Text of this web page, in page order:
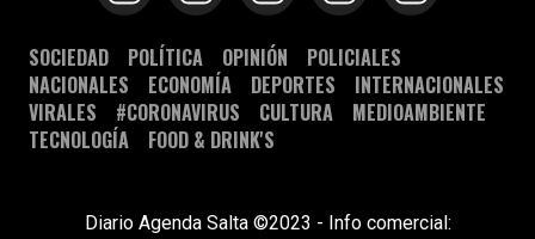
SOCIEDAD POLÍTICA OPINIÓN
POLICIALES
NACIONALES
ECONOMÍA DEPORTES
INTERNACIONALES
VIRALES
#CORONAVIRUS CULTURA
MEDIOAMBIENTE
TECNOLOGÍA
FOOD & DRINK'S
Diario Agenda Salta ©2023 - Info comercial: